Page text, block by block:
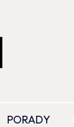
PORADY